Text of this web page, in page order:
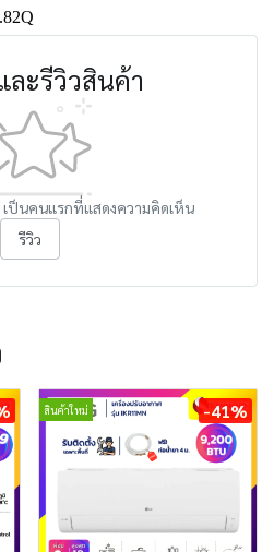
ะรีวิวสินค้า
ป็นคนแรกที่แสดงความคิดเห็น
รีวิว
สินค้าใหม่ -41%